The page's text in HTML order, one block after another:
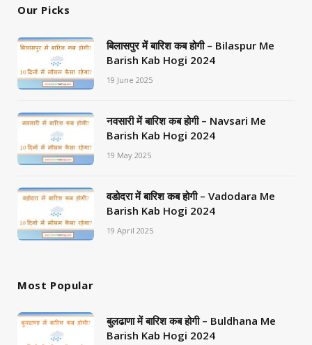
Our Picks
बिलासपुर में बारिश कब होगी – Bilaspur Me
Barish Kab Hogi 2024
19 June 2025
नवसारी में बारिश कब होगी – Navsari Me
Barish Kab Hogi 2024
19 May 2025
वडोदरा में बारिश कब होगी – Vadodara Me
Barish Kab Hogi 2024
19 April 2025
Most Popular
बुलढाणा में बारिश कब होगी – Buldhana Me
Barish Kab Hogi 2024